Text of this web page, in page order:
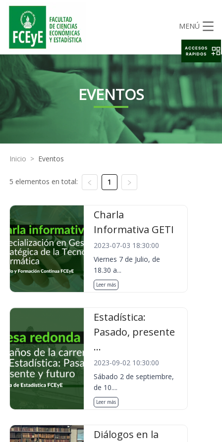
MENÚ
EVENTOS
Inicio > Eventos
5 elementos en total: 1
Charla
Informativa GETI
2023-07-03 18:30:00
Viernes 7 de Julio, de
18.30 a...
Leer más
Estadística:
Pasado, presente
...
2023-09-02 10:30:00
Sábado 2 de septiembre,
de 10....
Leer más
Diálogos en la
ACCESOS
RAPIDOS